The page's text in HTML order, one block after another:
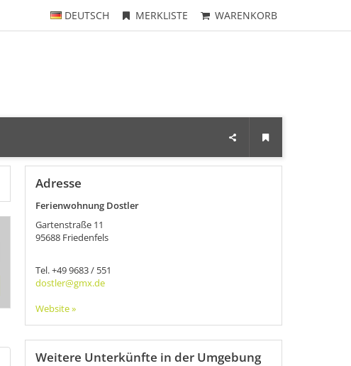
DEUTSCH MERKLISTE WARENKORB
Adresse
Ferienwohnung Dostler
Gartenstraße 11
95688 Friedenfels
Tel.+49 9683 / 551
dostler@gmx.de
Website »
Weitere Unterkünfte in der Umgebung